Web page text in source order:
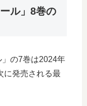
ル」8巻の
の7巻は2024年
に発売される最